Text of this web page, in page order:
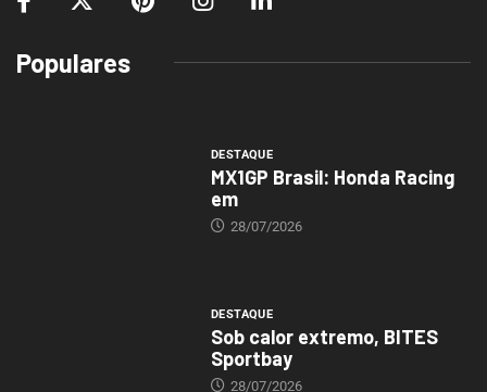
Populares
DESTAQUE
MX1GP Brasil: Honda Racing
em
28/07/2026
DESTAQUE
Sob calor extremo, BITES
Sportbay
28/07/2026